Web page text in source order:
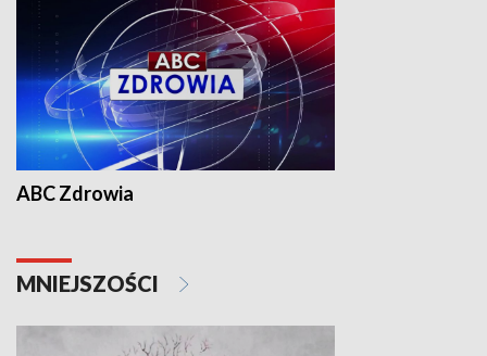
ABC Zdrowia
MNIEJSZOŚCI